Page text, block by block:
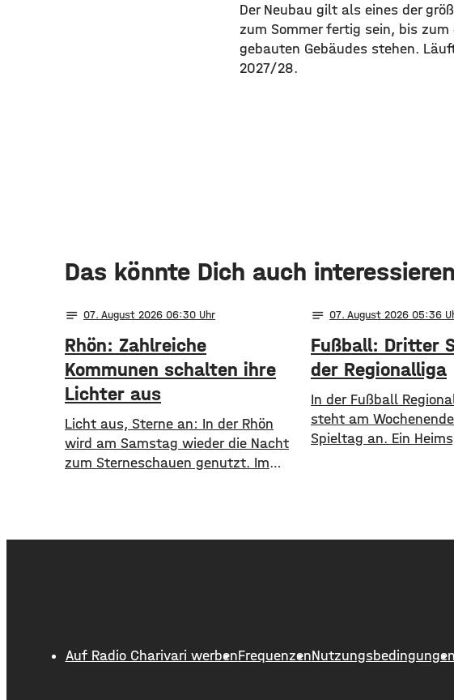
Der Neubau gilt als eines der
zum Sommer fertig sein, bis
gebauten Gebäudes stehen.
2027/28.
Das könnte Dich auch interessieren
notes 07. August 2026 06:30
Rhön: Zahlreiche
Kommunen schalten ihre
Lichter aus
Licht aus, Sterne an: In der Rhön
wird am Samstag wieder die Nacht
zum Sterneschauen genutzt. Im
Landkreisen Rhön Grabfeld und Bad
Wildflecken. Ziel ist
notes 07. August 2026 05:36
Fußball: Dritter
der Regionalliga
In der Fußball
steht am
Spieltag an. Ein
Spielen aktuell an der
aber gegen
Auf Radio Charivari werbenFrequenzenNutzungsbedingungen